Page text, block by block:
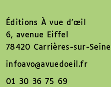
Éditions À vue d’œil
6, avenue Eiffel
78420 Carrières-sur-Seine
infoavo@avuedoeil.fr
01 30 36 75 69